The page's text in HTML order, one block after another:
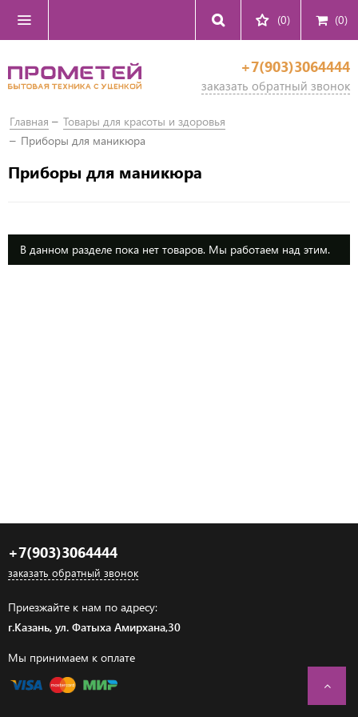
(0) (0)
+7(903)3064444
заказать обратный звонок
Главная
Товары для красоты и здоровья
Приборы для маникюра
Приборы для маникюра
В данном разделе пока нет товаров. Мы работаем над этим.
+7(903)3064444
заказать обратный звонок
Приезжайте к нам по адресу:
г.Казань, ул. Фатыха Амирхана,30
Мы принимаем к оплате